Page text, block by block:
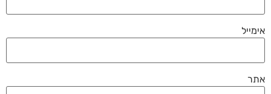
אימייל
אתר